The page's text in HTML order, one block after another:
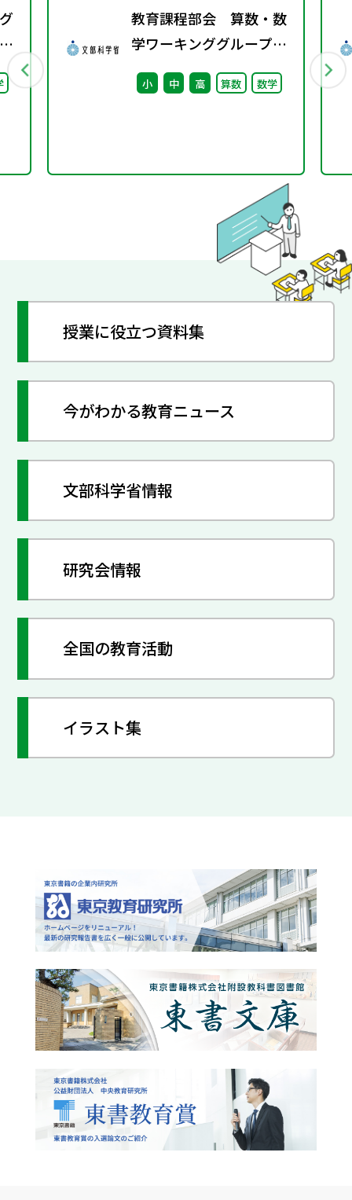
教育課程部会 算数・数
学ワーキンググループ
（第5回） 配付資
小 中 高 算数 数学
授業に役立つ資料集
今がわかる教育ニュース
文部科学省情報
研究会情報
全国の教育活動
イラスト集